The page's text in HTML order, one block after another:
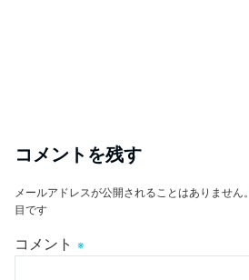
コメントを残す
メールアドレスが公開されることはありません。
目です
コメント ※